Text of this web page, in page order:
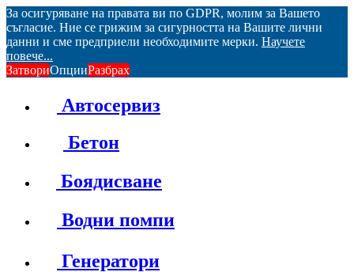
За осигуряване на правата ви по GDPR, молим за Вашето
съгласие. Ние се грижим за сигурността на Вашите лични
данни и сме предприели необходимите мерки. Научете
повече...
ЗатвориОпцииРазбрах
Автосервиз
Бетон
Боядисване
Водни помпи
Генератори